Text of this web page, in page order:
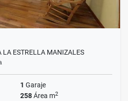
LA ESTRELLA MANIZALES
1 Garaje
258Área m2